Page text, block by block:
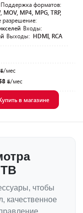
Поддержка форматов:
MP4, MPG, TRP,
разрешение:
Входы:
Выходы: HDMI, RCA
/мес
/мес
в магазине
чтобы
качественное